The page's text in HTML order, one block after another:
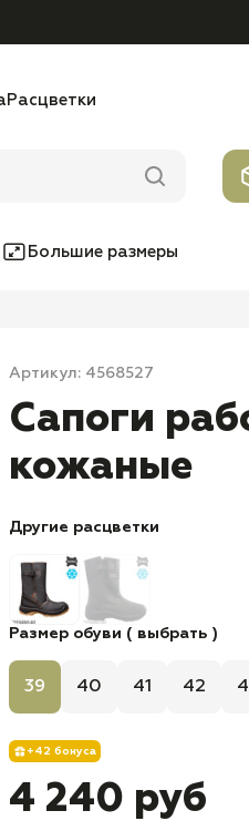
Расцветки
Большие размеры
Артикул: 4568527
Сапоги
кожаные
Другие расцветки
Размер обуви ( выбрать )
39 40 41 42
+42 бонуса
4 240 руб